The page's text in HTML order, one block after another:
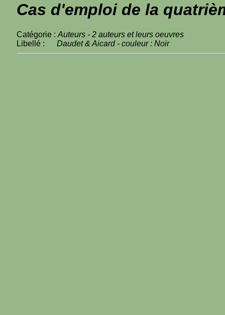
Cas d'emploi de la
Catégorie : Auteurs - 2 auteurs et leurs oeuvres
Libellé : Daudet & Aicard - couleur : Noir